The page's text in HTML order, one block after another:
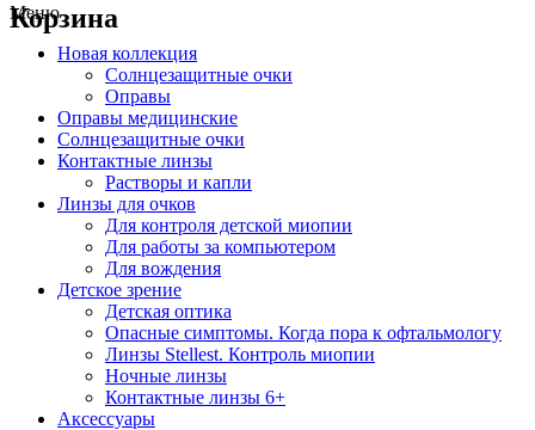
Корзина
Меню
Новая коллекция
Солнцезащитные очки
Оправы
Оправы медицинские
Солнцезащитные очки
Контактные линзы
Растворы и капли
Линзы для очков
Для контроля детской миопии
Для работы за компьютером
Для вождения
Детское зрение
Детская оптика
Опасные симптомы. Когда пора к офтальмологу
Линзы Stellest. Контроль миопии
Ночные линзы
Контактные линзы 6+
Аксессуары